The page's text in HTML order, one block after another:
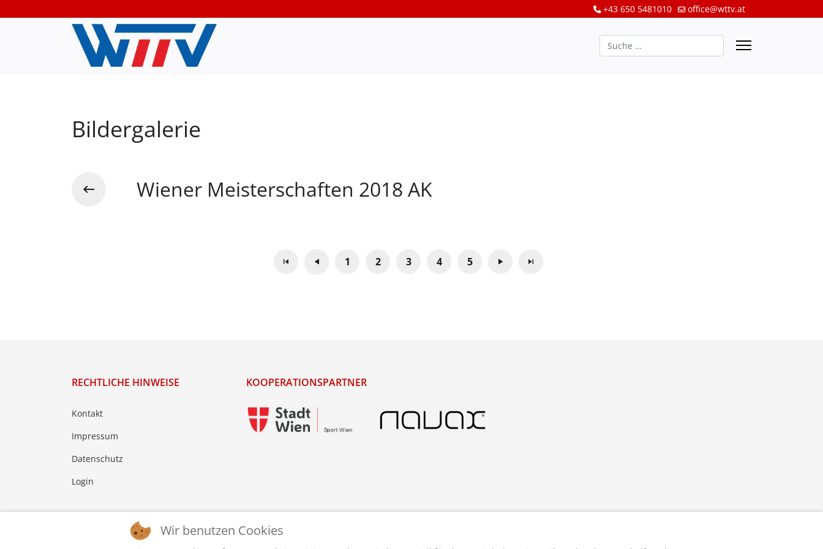
+43 650 5481010 office@wttv.at
Suchen
Bildergalerie
Wiener Meisterschaften 2018 AK
1 2 3 4 5
RECHTLICHE HINWEISE
Kontakt
Impressum
Datenschutz
Login
KOOPERATIONSPARTNER
© 2026 © WTTV - Wiener Tischtennis Verband. Gestaltet und betreut von
Wir benutzen Cookies